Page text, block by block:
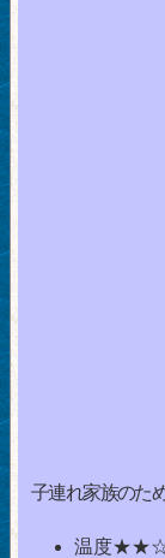
子連れ家族のた
温度